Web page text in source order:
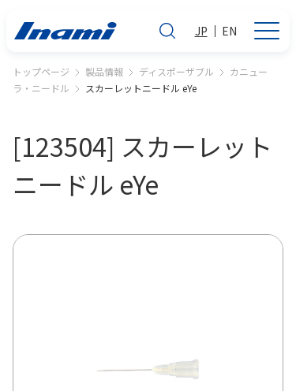
JP EN
トップページ 製品情報 ディスポーザブル
カニュー
ラ・ニードル
スカーレットニードル eYe
[123504] スカーレット
ニードル eYe